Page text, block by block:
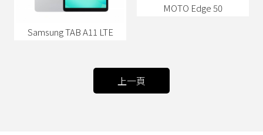
Samsung TAB A11 LTE
MOTO Edge 50
上一頁